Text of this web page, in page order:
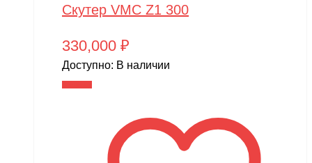
Скутер VMC Z1 300
330,000 ₽
Доступно: В наличии